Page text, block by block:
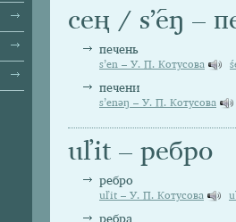
сең / sʼeŋ –
печень
s’en – У. П. Котусова
печени
s’enəŋ – У. П. Котусова
uľit – ребро
ребро
uľit – У. П. Котусова
ребра